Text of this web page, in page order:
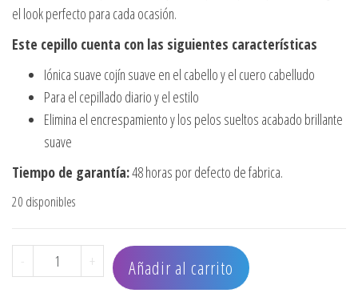
el look perfecto para cada ocasión.
Este cepillo cuenta con las siguientes características
Iónica suave cojín suave en el cabello y el cuero cabelludo
Para el cepillado diario y el estilo
Elimina el encrespamiento y los pelos sueltos acabado brillante
suave
Tiempo de garantía:48 horas por defecto de fabrica.
20 disponibles
- CEPILLO OLIVIA GARDEN SUPREME - COMBO cantidad
+ Añadir al carrito